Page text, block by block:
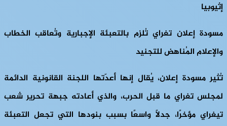
إثيوبيا
مسودة إعلان تغراي تُلزم بالتعبئة الإجبارية وتُعاقب الخطاب
والإعلام المُناهض للتجنيد
تُثير مسودة إعلان، يُقال إنها أعدّتها اللجنة القانونية الدائمة
لمجلس تغراي ما قبل الحرب، والذي أعادته جبهة تحرير شعب
تيغراي مؤخرًا، جدلًا واسعًا بسبب بنودها التي تجعل التعبئة